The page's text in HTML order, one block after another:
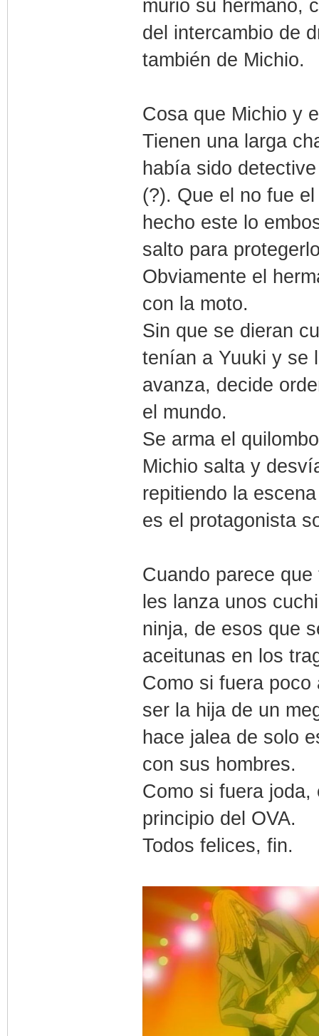
murió su hermano,
del intercambio de
también de Michio.
Cosa que Michio y
Tienen una larga
había sido
(?). Que el no fue
hecho este lo
salto para
Obviamente el
con la moto.
Sin que se dieran
tenían a Yuuki y se
avanza, decide
el mundo.
Se arma el
Michio salta y
repitiendo la
es el protagonista
Cuando parece
les lanza unos
ninja, de esos que
aceitunas en los
Como si fuera
ser la hija de un
hace jalea de solo
con sus hombres.
Como si fuera
principio del OVA.
Todos felices, fin.